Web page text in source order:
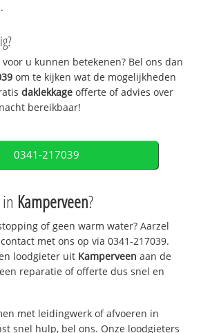
u kunnen betekenen? Bel ons dan
om te kijken wat de mogelijkheden
daklekkage offerte of advies over
bereikbaar!
0341-217039
Kamperveen?
of geen warm water? Aarzel
met ons op via 0341-217039.
loodgieter uit Kamperveen aan de
reparatie of offerte dus snel en
met leidingwerk of afvoeren in
snel hulp, bel ons. Onze loodgieters